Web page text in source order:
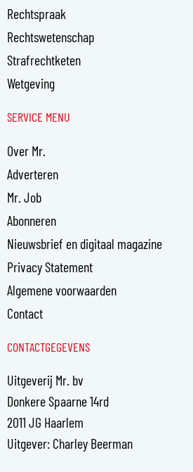
Rechtspraak
Rechtswetenschap
Strafrechtketen
Wetgeving
SERVICE MENU
Over Mr.
Adverteren
Mr. Job
Abonneren
Nieuwsbrief en digitaal magazine
Privacy Statement
Algemene voorwaarden
Contact
CONTACTGEGEVENS
Uitgeverij Mr. bv
Donkere Spaarne 14rd
2011 JG Haarlem
Uitgever: Charley Beerman